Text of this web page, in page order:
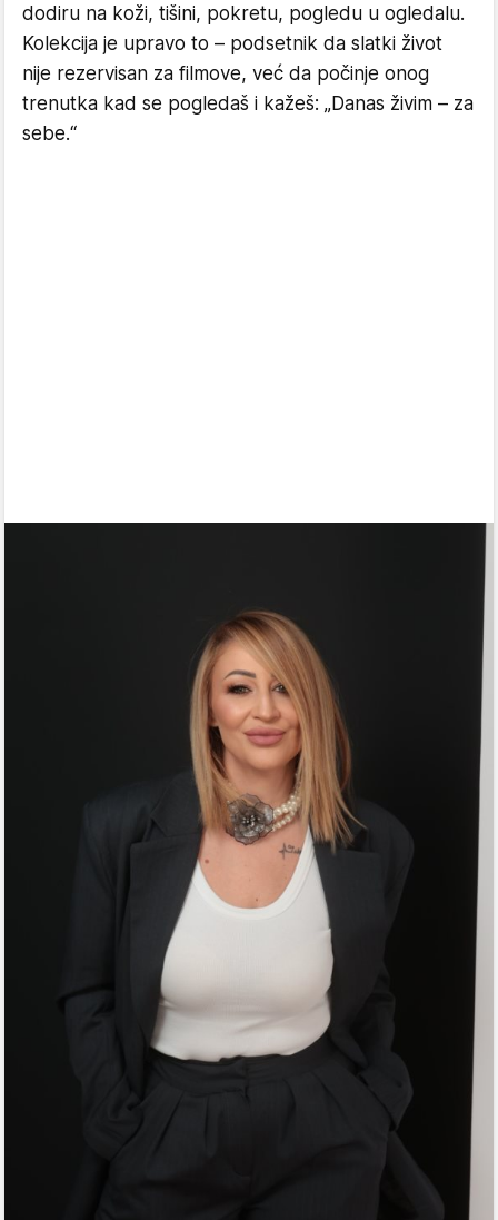
dodiru na koži, tišini, pokretu, pogledu u ogledalu.
Kolekcija je upravo to – podsetnik da slatki život
nije rezervisan za filmove, već da počinje onog
trenutka kad se pogledaš i kažeš: „Danas živim – za
sebe.“